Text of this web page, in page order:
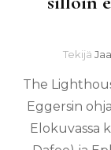
Tekijä
The
Eggersin
Elokuvassa